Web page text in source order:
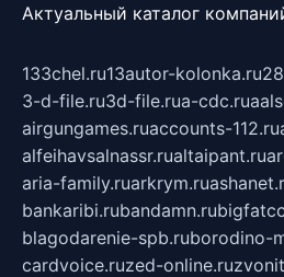
Актуальный каталог
133chel.ru13autor-kolonka.ru
3-d-file.ru3d-file.rua-cdc.ru
airgungames.ruaccounts-112.ru
alfeihavsalnassr.rualtaipant.ru
aria-family.ruarkrym.ru
bankaribi.rubandamn.ru
blagodarenie-spb.ruborodino-
cardvoice.ruzed-online.ru